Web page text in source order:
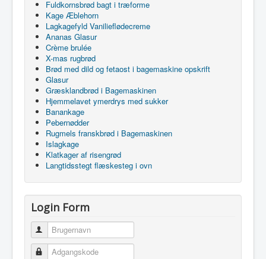
Fuldkornsbrød bagt i træforme
Kage Æblehorn
Lagkagefyld Vanilieflødecreme
Ananas Glasur
Crème brulée
X-mas rugbrød
Brød med dild og fetaost i bagemaskine opskrift
Glasur
Græsklandbrød i Bagemaskinen
Hjemmelavet ymerdrys med sukker
Banankage
Pebernødder
Rugmels franskbrød i Bagemaskinen
Islagkage
Klatkager af risengrød
Langtidsstegt flæskesteg i ovn
Login Form
Brugernavn
Adgangskode